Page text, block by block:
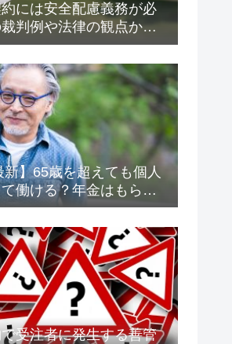
には安全配慮義務が必
判例や法律の観点から
新】65歳を超えても個人
働ける？年金はもらえ
対策も解説！
受注者に発生する善管